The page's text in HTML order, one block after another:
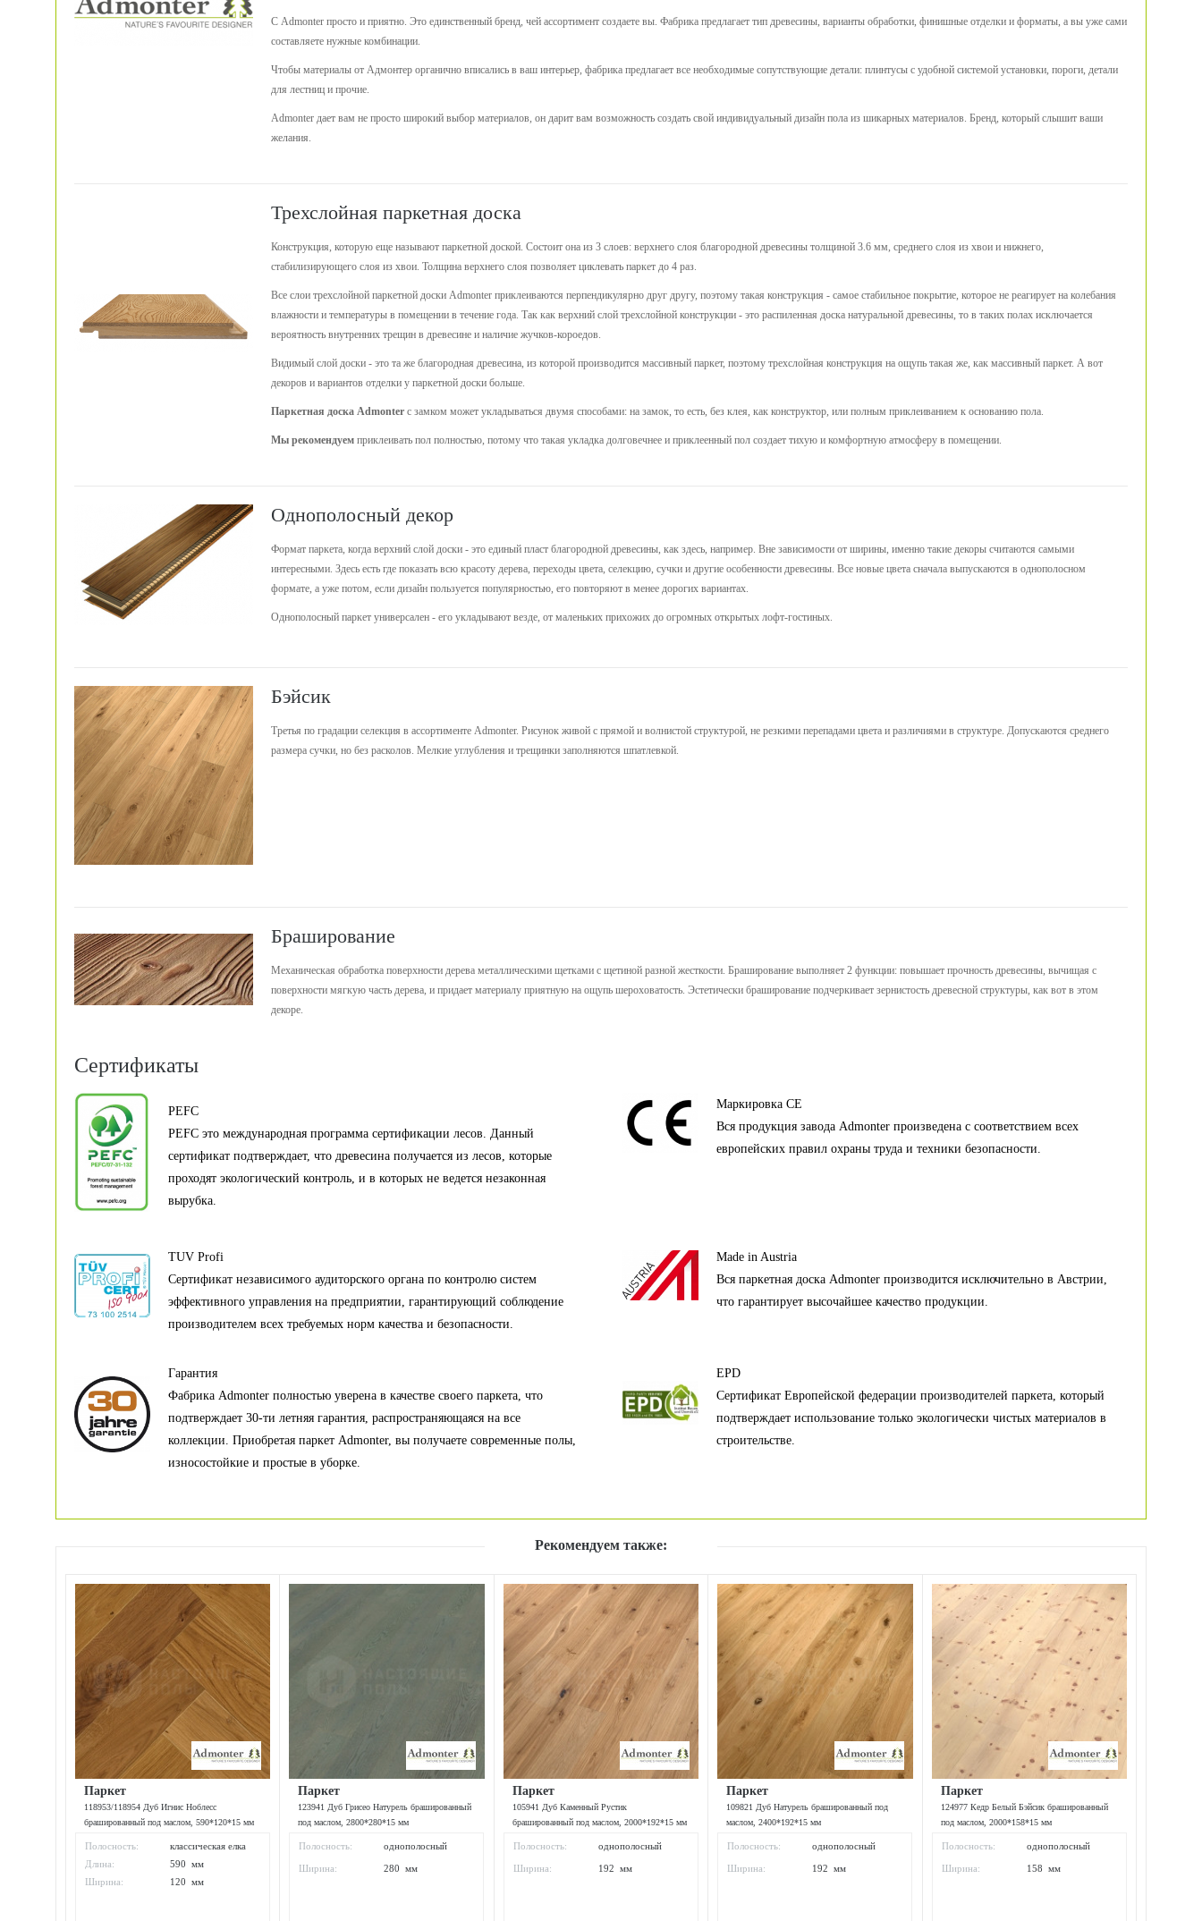
С Admonter просто и приятно. Это единственный бренд, чей ассортимент создаете вы. Фабрика предлагает тип древесины, варианты обработки, финишные отделки и форматы, а вы уже сами
составляете нужные комбинации.
Чтобы материалы от Адмонтер органично вписались в ваш интерьер, фабрика предлагает все необходимые сопутствующие детали: плинтусы с удобной системой установки, пороги, детали
для лестниц и прочие.
Admonter дает вам не просто широкий выбор материалов, он дарит вам возможность создать свой индивидуальный дизайн пола из шикарных материалов. Бренд, который слышит ваши
желания.
Трехслойная паркетная доска
Конструкция, которую еще называют паркетной доской. Состоит она из 3 слоев: верхнего слоя благородной древесины толщиной 3.6 мм, среднего слоя из хвои и нижнего,
стабилизирующего слоя из хвои. Толщина верхнего слоя позволяет циклевать паркет до 4 раз.
Все слои трехслойной паркетной доски Admonter приклеиваются перпендикулярно друг другу, поэтому такая конструкция - самое стабильное покрытие, которое не реагирует на колебания
влажности и температуры в помещении в течение года. Так как верхний слой трехслойной конструкции - это распиленная доска натуральной древесины, то в таких полах исключается
вероятность внутренних трещин в древесине и наличие жучков-короедов.
Видимый слой доски - это та же благородная древесина, из которой производится массивный паркет, поэтому трехслойная конструкция на ощупь такая же, как массивный паркет. А вот
декоров и вариантов отделки у паркетной доски больше.
Паркетная доска Admonter с замком может укладываться двумя способами: на замок, то есть, без клея, как конструктор, или полным приклеиванием к основанию пола.
Мы рекомендуем приклеивать пол полностью, потому что такая укладка долговечнее и приклеенный пол создает тихую и комфортную атмосферу в помещении.
Однополосный декор
Формат паркета, когда верхний слой доски - это единый пласт благородной древесины, как здесь, например. Вне зависимости от ширины, именно такие декоры считаются самыми
интересными. Здесь есть где показать всю красоту дерева, переходы цвета, селекцию, сучки и другие особенности древесины. Все новые цвета сначала выпускаются в однополосном
формате, а уже потом, если дизайн пользуется популярностью, его повторяют в менее дорогих вариантах.
Однополосный паркет универсален - его укладывают везде, от маленьких прихожих до огромных открытых лофт-гостиных.
Бэйсик
Третья по градации селекция в ассортименте Admonter. Рисунок живой с прямой и волнистой структурой, не резкими перепадами цвета и различиями в структуре. Допускаются среднего
размера сучки, но без расколов. Мелкие углубления и трещинки заполняются шпатлевкой.
Браширование
Механическая обработка поверхности дерева металлическими щетками с щетиной разной жесткости. Браширование выполняет 2 функции: повышает прочность древесины, вычищая с
поверхности мягкую часть дерева, и придает материалу приятную на ощупь шероховатость. Эстетически браширование подчеркивает зернистость древесной структуры, как вот в этом
декоре.
Сертификаты
Маркировка CE
Вся продукция завода Admonter произведена с соответствием всех
европейских правил охраны труда и техники безопасности.
PEFC
PEFC это международная программа сертификации лесов. Данный
сертификат подтверждает, что древесина получается из лесов, которые
проходят экологический контроль, и в которых не ведется незаконная
вырубка.
TUV Profi
Сертификат независимого аудиторского органа по контролю систем
эффективного управления на предприятии, гарантирующий соблюдение
производителем всех требуемых норм качества и безопасности.
Made in Austria
Вся паркетная доска Admonter производится исключительно в Австрии,
что гарантирует высочайшее качество продукции.
EPD
Сертификат Европейской федерации производителей паркета, который
подтверждает использование только экологически чистых материалов в
строительстве.
Гарантия
Фабрика Admonter полностью уверена в качестве своего паркета, что
подтверждает 30-ти летняя гарантия, распространяющаяся на все
коллекции. Приобретая паркет Admonter, вы получаете современные полы,
износостойкие и простые в уборке.
Рекомендуем также:
Паркет
118953/118954 Дуб Игнис Ноблесс
брашированный под маслом, 590*120*15 мм
Полосность:
классическая елка
Длина:
590 мм
Ширина:
120 мм
Паркет
123941 Дуб Грисео Натурель брашированный
под маслом, 2800*280*15 мм
Полосность: однополосный
Ширина: 280 мм
Паркет
105941 Дуб Каменный Рустик
брашированный под маслом, 2000*192*15 мм
Полосность: однополосный
Ширина: 192 мм
Паркет
109821 Дуб Натурель брашированный под
маслом, 2400*192*15 мм
Полосность: однополосный
Ширина: 192 мм
Паркет
124977 Кедр Белый Бэйсик брашированный
под маслом, 2000*158*15 мм
Полосность: однополосный
Ширина: 158 мм